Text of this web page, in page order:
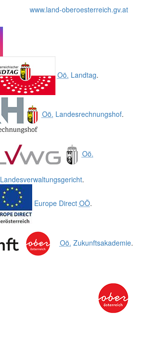
www.land-oberoesterreich.gv.at
Oö. Landtag.
Oö. Landesrechnungshof.
Oö.
Landesverwaltungsgericht.
Europe Direct OÖ.
Oö. Zukunftsakademie.